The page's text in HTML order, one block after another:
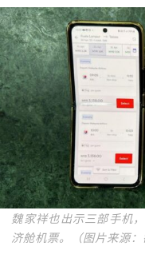
魏家祥也出示三部手机
济舱机票。（图片来源：